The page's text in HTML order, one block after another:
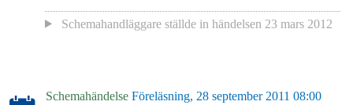
Schemahandläggare ställde in händelsen 23 mars 2012
Schemahändelse Föreläsning, 28 september 2011 08:00